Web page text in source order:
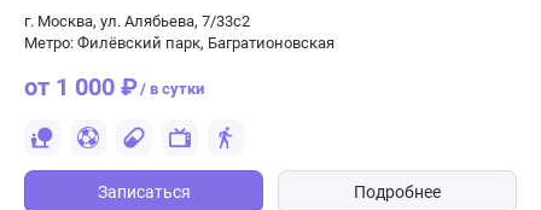
г. Москва, ул. Алябьева, 7/33с2
Метро: Филёвский парк, Багратионовская
от 1 000 ₽/ в сутки
Записаться Подробнее